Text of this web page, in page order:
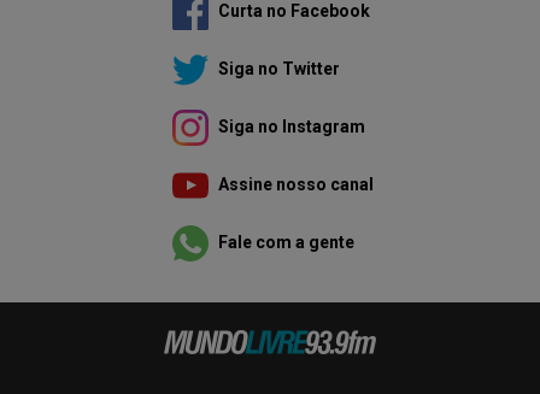
Curta no Facebook
Siga no Twitter
Siga no Instagram
Assine nosso canal
Fale com a gente